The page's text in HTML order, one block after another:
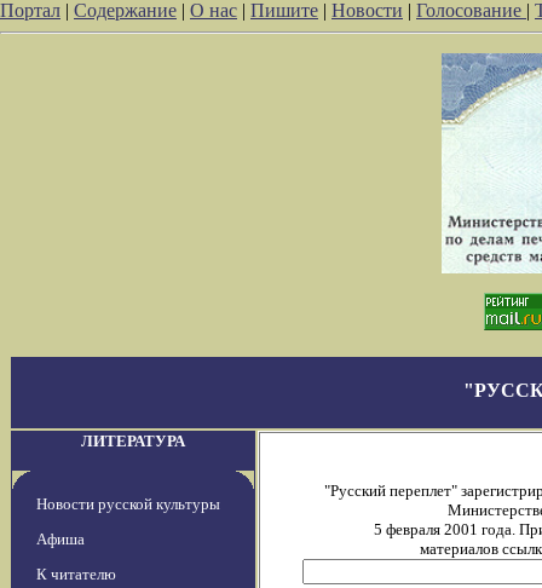
Портал | Содержание | О нас | Пишите | Новости | Голосование |
ЛИТЕРАТУРА
Новости русской культуры
Афиша
К читателю
"Русский переплет"
5 февраля 2001 года.
материалов